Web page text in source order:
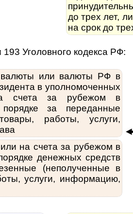
до трех лет,
на срок до
193 Уголовного кодекса РФ:
или валюты РФ в
в уполномоченных
счета за рубежом в
порядке за переданные
работы, услуги,
на счета за рубежом в
денежных средств
(неполученные в
услуги, информацию,